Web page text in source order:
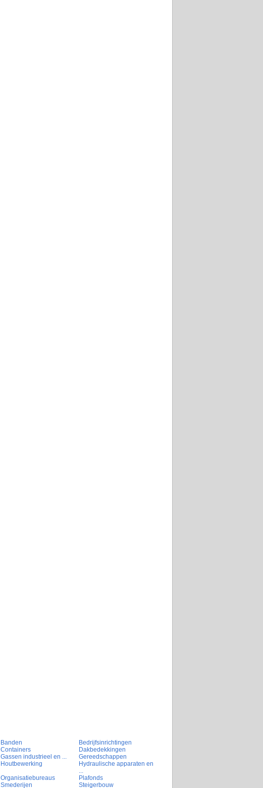
Banden
Bedrijfsinrichtingen
Containers
Dakbedekkingen
Gassen industrieel en ...
Gereedschappen
Houtbewerking
Hydraulische apparaten en
...
Organisatiebureaus
Plafonds
Smederijen Steigerbouw